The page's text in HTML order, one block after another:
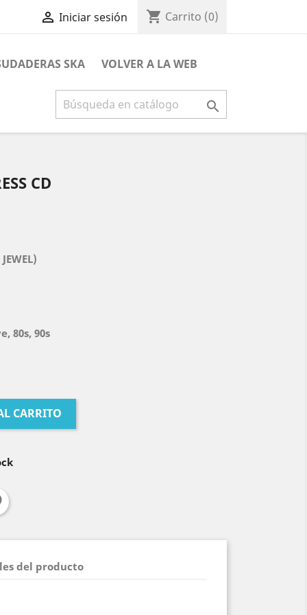
 Iniciar sesión shopping_cart Carrito (0)
SKA VOLVER A LA WEB

CD
80s, 90s
CARRITO
del producto